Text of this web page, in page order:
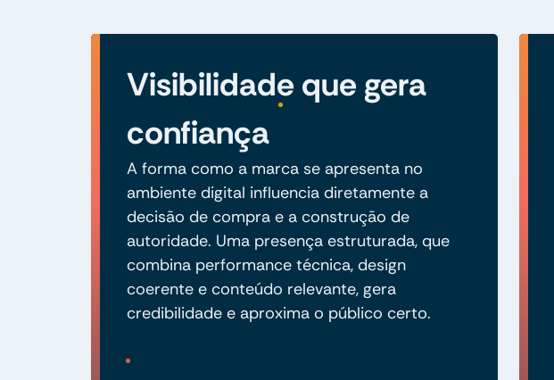
Visibilidade que gera
confiança
A forma como a marca se apresenta no
ambiente digital influencia diretamente a
decisão de compra e a construção de
autoridade. Uma presença estruturada, que
combina performance técnica, design
coerente e conteúdo relevante, gera
credibilidade e aproxima o público certo.